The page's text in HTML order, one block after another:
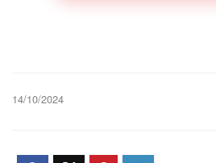
14/10/2024